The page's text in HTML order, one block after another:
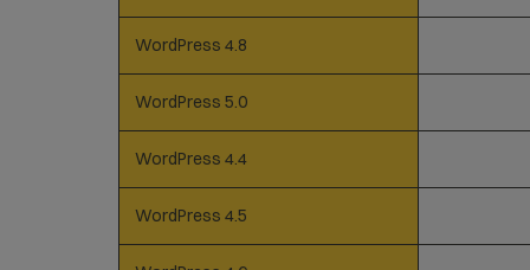
WordPress 4.8
WordPress 5.0
WordPress 4.4
WordPress 4.5